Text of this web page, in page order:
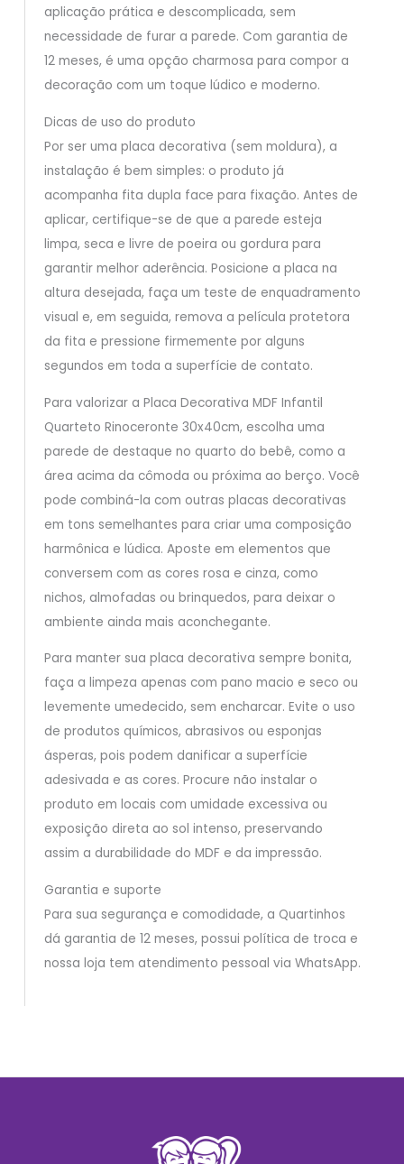
aplicação prática e descomplicada, sem
necessidade de furar a parede. Com garantia de
12 meses, é uma opção charmosa para compor a
decoração com um toque lúdico e moderno.
Dicas de uso do produto
Por ser uma placa decorativa (sem moldura), a
instalação é bem simples: o produto já
acompanha fita dupla face para fixação. Antes de
aplicar, certifique-se de que a parede esteja
limpa, seca e livre de poeira ou gordura para
garantir melhor aderência. Posicione a placa na
altura desejada, faça um teste de enquadramento
visual e, em seguida, remova a película protetora
da fita e pressione firmemente por alguns
segundos em toda a superfície de contato.
Para valorizar a Placa Decorativa MDF Infantil
Quarteto Rinoceronte 30x40cm, escolha uma
parede de destaque no quarto do bebê, como a
área acima da cômoda ou próxima ao berço. Você
pode combiná-la com outras placas decorativas
em tons semelhantes para criar uma composição
harmônica e lúdica. Aposte em elementos que
conversem com as cores rosa e cinza, como
nichos, almofadas ou brinquedos, para deixar o
ambiente ainda mais aconchegante.
Para manter sua placa decorativa sempre bonita,
faça a limpeza apenas com pano macio e seco ou
levemente umedecido, sem encharcar. Evite o uso
de produtos químicos, abrasivos ou esponjas
ásperas, pois podem danificar a superfície
adesivada e as cores. Procure não instalar o
produto em locais com umidade excessiva ou
exposição direta ao sol intenso, preservando
assim a durabilidade do MDF e da impressão.
Garantia e suporte
Para sua segurança e comodidade, a Quartinhos
dá garantia de 12 meses, possui política de troca e
nossa loja tem atendimento pessoal via WhatsApp.